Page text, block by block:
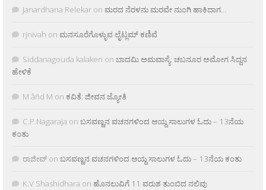
Janardhana Relekar on ಮರದ ನೆರಳನು ಮರವೇ ನುಂಗಿ ಹಾಕಿದಾಗ…
rjnivah on ಮನಸೂರೆಗೊಳ್ಳುವ ಲೈಟ್ಲಮ್ ಕಣಿವೆ
Siddanagouda kalakeri on ಬಾದಮಿ ಅಮವಾಸ್ಯೆ: ಚಬನೂರ ಅಮೋಗ ಸಿದ್ದನ
ಹೇಳಿಕೆ
M âñd M on ಕವಿತೆ: ಜೀವನ ಜ್ಯೋತಿ
C.P.Nagaraja on ಬಸವಣ್ಣನ ವಚನಗಳಿಂದ ಆಯ್ದ ಸಾಲುಗಳ ಓದು – 13ನೆಯ
ಕಂತು
ರಾಜೀವ್ on ಬಸವಣ್ಣನ ವಚನಗಳಿಂದ ಆಯ್ದ ಸಾಲುಗಳ ಓದು – 13ನೆಯ ಕಂತು
K.V Shashidhara on ಹೊನಲುವಿಗೆ 11 ವರುಶ ತುಂಬಿದ ನಲಿವು